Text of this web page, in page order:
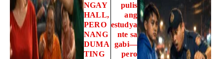
NGAY
HALL,
PERO
NANG
DUMA
TING
pulis
ang
estudya
nte sa
gabi—
pero